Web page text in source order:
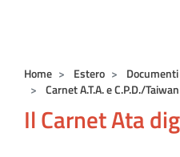
Home Estero
Carnet A.T.A. e C.P.D./Taiwan
Il Carnet Ata